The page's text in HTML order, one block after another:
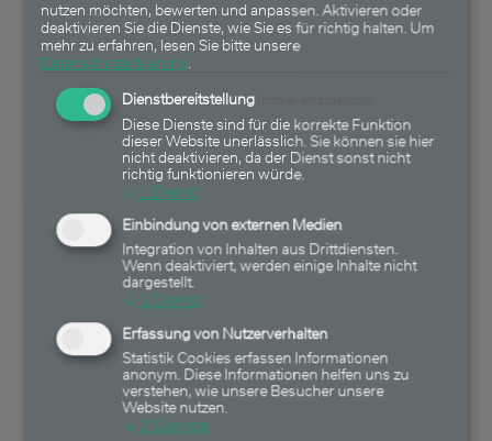
über Preise, Zinssätze oder
sonstige Indikationen getroffen
werden, beziehen sich diese
ausschließlich auf den Zeitpunkt
der Erstellung der Ausarbeitung
und enthalten keine Aussage über
die zukünftige Entwicklung,
insbesondere nicht hinsichtlich
zukünftiger Gewinne oder Verluste.
Die Heemann
Vermögensverwaltung AG ist nicht
verpflichtet, dieses Dokument
abzuändern, zu ergänzen oder zu
aktualisieren oder die Empfänger
in anderer Weise darüber zu
informieren, wenn sich die in
nutzen möchten, bewerten und anpassen. Aktivieren oder
deaktivieren Sie die Dienste, wie Sie es für richtig halten. Um
mehr zu erfahren, lesen Sie bitte unsere
Datenschutzerklärung
Dienstbereitstellung
Diese Dienste sind für die korrekte Funktion
dieser Website unerlässlich. Sie können sie hier
nicht deaktivieren, da der Dienst sonst nicht
richtig funktionieren würde.
↓ 1 Dienst
Einbindung von externen Medien
Integration von Inhalten aus Drittdiensten.
Wenn deaktiviert, werden einige Inhalte nicht
dargestellt.
↓ 1 Dienst
Erfassung von Nutzerverhalten
Statistik Cookies erfassen Informationen
anonym. Diese Informationen helfen uns zu
verstehen, wie unsere Besucher unsere
Website nutzen.
↓ 2 Dienste